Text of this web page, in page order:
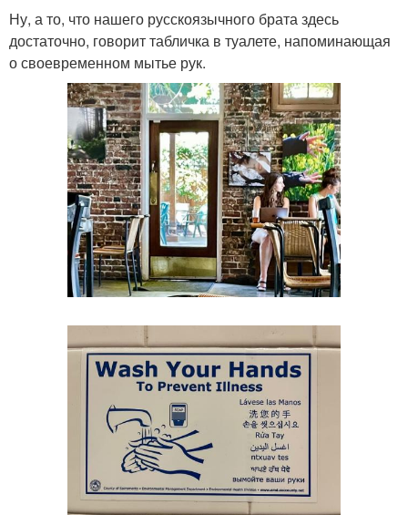
Ну, а то, что нашего русскоязычного брата здесь
достаточно, говорит табличка в туалете, напоминающая
о своевременном мытье рук.